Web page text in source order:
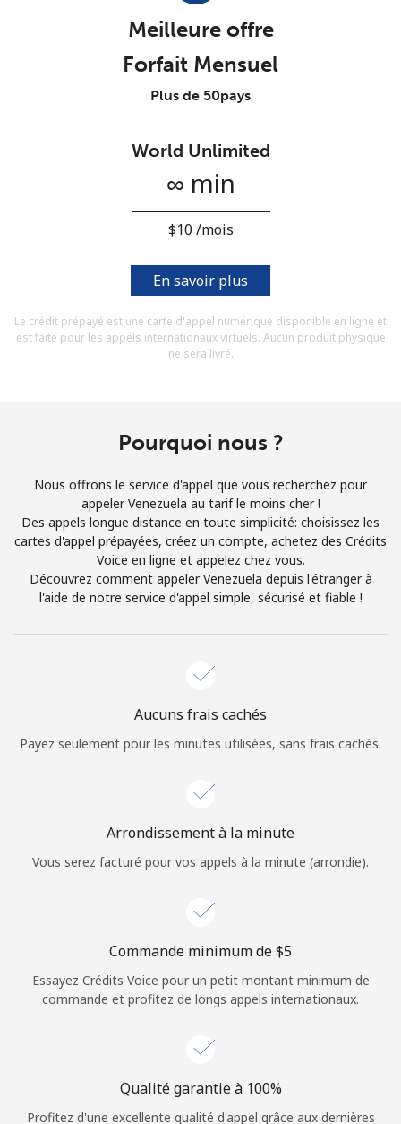
S'inscrire
Bonjour!
Identifiez-vous ouINSCRIVEZ-VOUS →
Rappel du mot de passe →
Continue avec
Meilleure offre
Forfait Mensuel
Plus de 50pays
World Unlimited
∞ min
⁦$10⁩ /mois
En savoir plus
Le crédit prépayé est une carte d'appel numérique disponible en ligne et
est faite pour les appels internationaux virtuels. Aucun produit physique
ne sera livré.
Pourquoi nous ?
Nous offrons le service d'appel que vous recherchez pour
appeler Venezuela au tarif le moins cher !
Des appels longue distance en toute simplicité: choisissez les
cartes d'appel prépayées, créez un compte, achetez des Crédits
Voice en ligne et appelez chez vous.
Découvrez comment appeler Venezuela depuis l'étranger à
l'aide de notre service d'appel simple, sécurisé et fiable !
Aucuns frais cachés
Payez seulement pour les minutes utilisées, sans frais cachés.
Arrondissement à la minute
Vous serez facturé pour vos appels à la minute (arrondie).
Commande minimum de ⁦$5⁩
Essayez Crédits Voice pour un petit montant minimum de
commande et profitez de longs appels internationaux.
Qualité garantie à 100%
Profitez d'une excellente qualité d'appel grâce aux dernières